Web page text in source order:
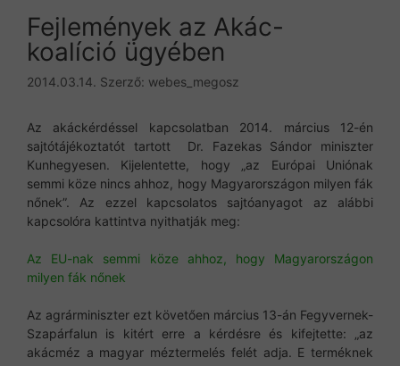
Fejlemények az Akác-
koalíció ügyében
2014.03.14. Szerző: webes_megosz
Az akáckérdéssel kapcsolatban 2014. március 12-én
sajtótájékoztatót tartott Dr. Fazekas Sándor miniszter
Kunhegyesen. Kijelentette, hogy „az Európai Uniónak
semmi köze nincs ahhoz, hogy Magyarországon milyen fák
nőnek”. Az ezzel kapcsolatos sajtóanyagot az alábbi
kapcsolóra kattintva nyithatják meg:
Az EU-nak semmi köze ahhoz, hogy Magyarországon
milyen fák nőnek
Az agrárminiszter ezt követően március 13-án Fegyvernek-
Szapárfalun is kitért erre a kérdésre és kifejtette: „az
akácméz a magyar méztermelés felét adja. E terméknek